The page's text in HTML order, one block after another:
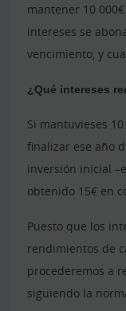
mantener 10
intereses se
vencimiento, y
¿Qué intereses
Si mantuvieses
finalizar ese año
inversión inicial
obtenido 15€ en
Puesto que los
rendimientos de
procederemos a
siguiendo la